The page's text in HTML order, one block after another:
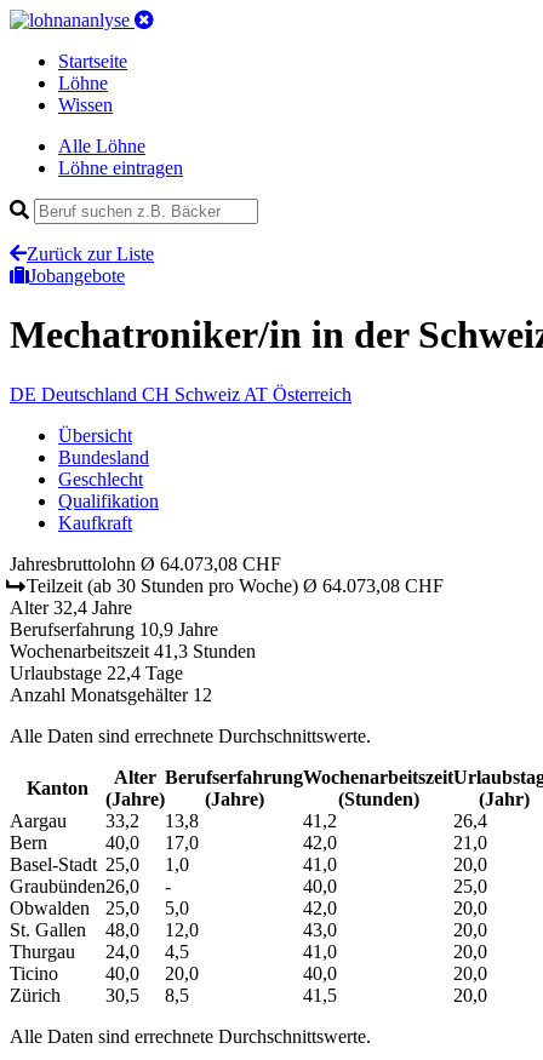
Startseite
Löhne
Wissen
Alle Löhne
Löhne eintragen
Zurück zur Liste
Jobangebote
Mechatroniker/in in der
DE Deutschland CH Schweiz AT Österreich
Übersicht
Bundesland
Geschlecht
Qualifikation
Kaufkraft
Jahresbruttolohn Ø 64.073,08 CHF
Teilzeit (ab 30 Stunden pro Woche) Ø 64.073,08 CHF
Alter 32,4 Jahre
Berufserfahrung 10,9 Jahre
Wochenarbeitszeit 41,3 Stunden
Urlaubstage 22,4 Tage
Anzahl Monatsgehälter 12
Alle Daten sind errechnete Durchschnittswerte.
Kanton
Alter
(Jahre)
Berufs­erfahrung
(Jahre)
Wochen­arbeitszeit
(Stunden)
(Jahr)
Aargau
33,2 13,8 41,2
26,4
Bern
40,0 17,0 42,0
21,0
Basel-Stadt 25,0 1,0 41,0
20,0
Graubünden26,0 - 40,0
25,0
Obwalden
25,0 5,0 42,0
20,0
St. Gallen
48,0 12,0 43,0
20,0
Thurgau
24,0 4,5 41,0
20,0
Ticino
40,0 20,0 40,0
20,0
Zürich
30,5 8,5 41,5
20,0
Alle Daten sind errechnete Durchschnittswerte.